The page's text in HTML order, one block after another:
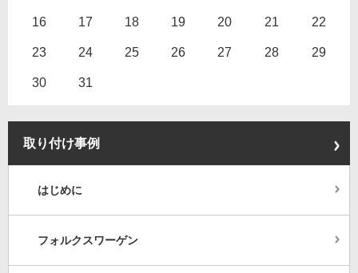
16 17 18 19 20 21 22
23 24 25 26 27 28 29
30 31
取り付け事例
はじめに
フォルクスワーゲン